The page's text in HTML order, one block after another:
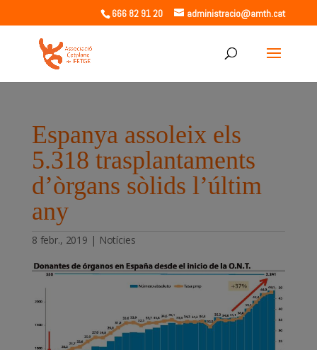
666 82 91 20 administracio@amth.cat
Espanya assoleix els
5.318 trasplantaments
d’òrgans sòlids l’últim
any
8 febr., 2019 | Notícies